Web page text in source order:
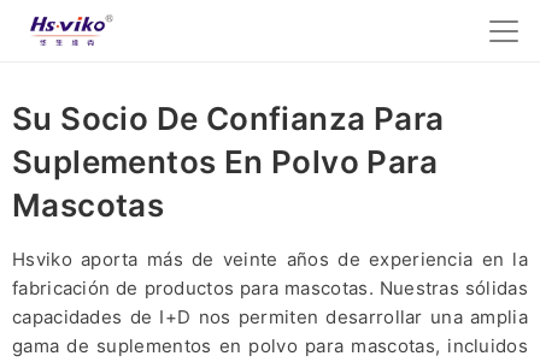
Su Socio De Confianza Para
Suplementos En Polvo Para
Mascotas
Hsviko aporta más de veinte años de experiencia en la
fabricación de productos para mascotas. Nuestras sólidas
capacidades de I+D nos permiten desarrollar una amplia
gama de suplementos en polvo para mascotas, incluidos